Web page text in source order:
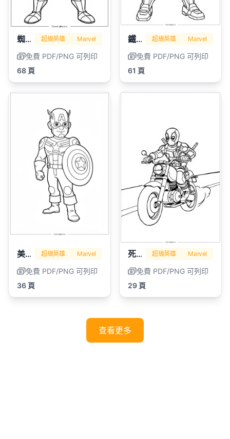
蜘蛛人 超級英雄 Marvel
免費 PDF/PNG 可列印
68 頁
鐵人 超級英雄 Marvel
免費 PDF/PNG 可列印
61 頁
美國隊長 超級英雄 Marvel
免費 PDF/PNG 可列印
36 頁
死侍 超級英雄 Marvel
免費 PDF/PNG 可列印
29 頁
查看更多